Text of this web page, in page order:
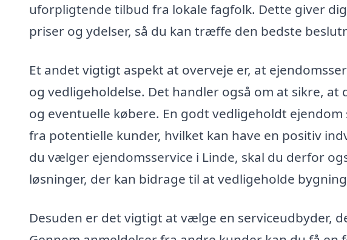
uforpligtende tilbud fra lokale fagfolk. Dette giver
priser og ydelser, så du kan træffe den bedste
Et andet vigtigt aspekt at overveje er, at
og vedligeholdelse. Det handler også om at sikre,
og eventuelle købere. En godt vedligeholdt
fra potentielle kunder, hvilket kan have en positiv
du vælger ejendomsservice i Linde, skal du derfor
løsninger, der kan bidrage til at vedligeholde
Desuden er det vigtigt at vælge en serviceudbyder,